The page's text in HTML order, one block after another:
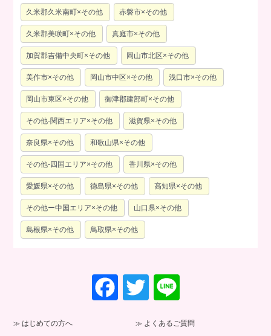
久米郡久米南町×その他 赤磐市×その他
久米郡美咲町×その他 真庭市×その他
加賀郡吉備中央町×その他 岡山市北区×その他
美作市×その他 岡山市中区×その他 浅口市×その他
岡山市東区×その他 御津郡建部町×その他
その他-関西エリア×その他 滋賀県×その他
奈良県×その他 和歌山県×その他
その他-四国エリア×その他 香川県×その他
愛媛県×その他 徳島県×その他 高知県×その他
その他ー中国エリア×その他 山口県×その他
島根県×その他 鳥取県×その他
F
a
T
wi
tt
e
はじめての方へ よくあるご質問